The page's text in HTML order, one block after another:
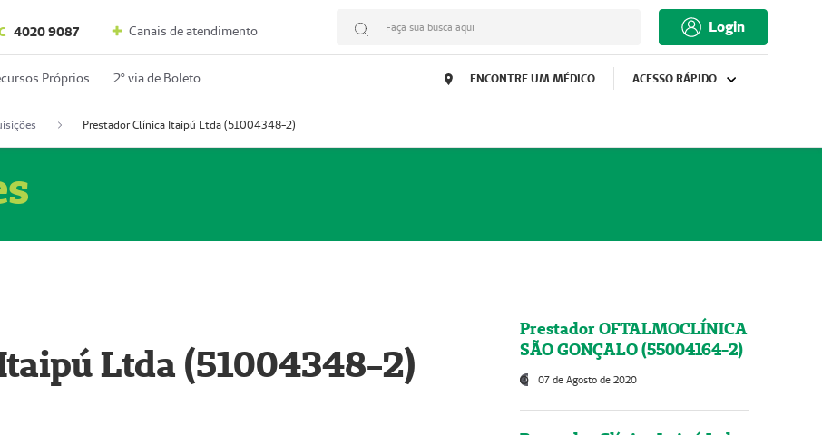
4020 9087 Canais de atendimento Faça sua busca aqui Login
Próprios 2º via de Boleto ENCONTRE UM MÉDICO ACESSO RÁPIDO
Prestador Clínica Itaipú Ltda (51004348-2)
Ltda (51004348-2)
Prestador OFTALMOCLÍNICA
SÃO GONÇALO (55004164-2)
07 de Agosto de 2020